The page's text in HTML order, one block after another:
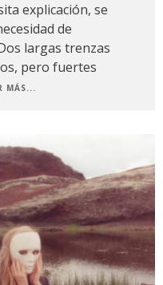
explicación, se
de
largas trenzas
pero fuertes
MÁS...